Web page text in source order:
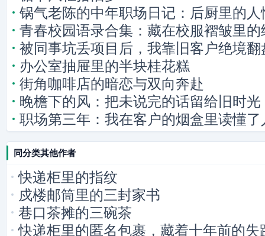
锅气老陈的中年职场日记：后厨里的人
青春校园语录合集：藏在校服褶皱里的
被同事坑丢项目后，我靠旧客户绝境翻
办公室抽屉里的半块桂花糕
街角咖啡店的暗恋与双向奔赴
晚檐下的风：把未说完的话留给旧时光
职场第三年：我在客户的烟盒里读懂了
同分类其他作者
快递柜里的指纹
戍楼邮筒里的三封家书
巷口茶摊的三碗茶
快递柜里的匿名包裹，藏着十年前的失